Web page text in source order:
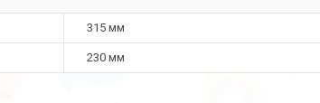
315 мм
230 мм